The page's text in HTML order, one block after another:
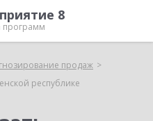
8
программ
продаж
республике